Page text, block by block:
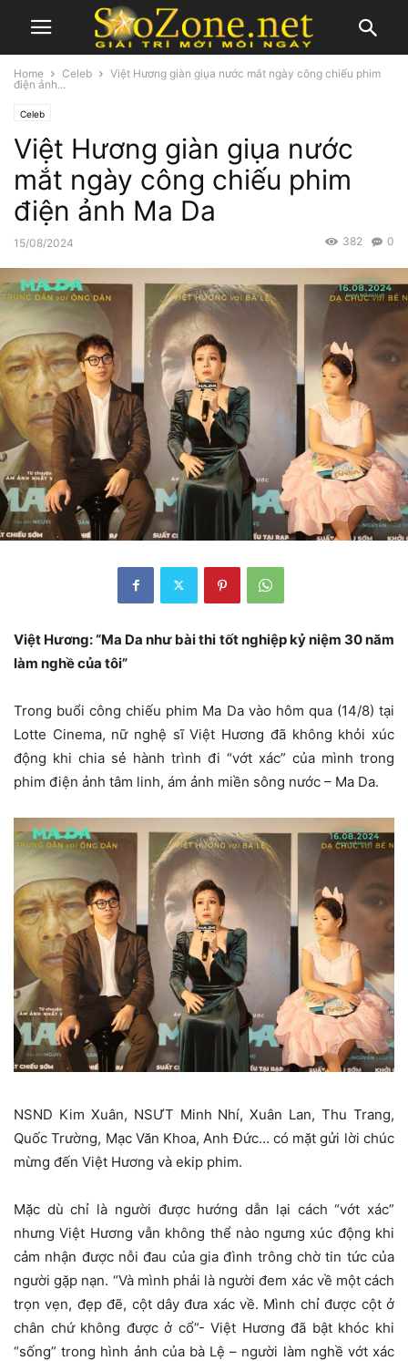
Home Celeb
Việt Hương giàn giụa nước mắt ngày công chiếu phim
điện ảnh...
Celeb
Việt Hương giàn giụa nước
mắt ngày công chiếu phim
điện ảnh Ma Da
15/08/2024 0
382
Việt Hương: “Ma Da như bài thi tốt nghiệp kỷ niệm 30 năm
làm nghề của tôi”
Trong buổi công chiếu phim Ma Da vào hôm qua (14/8) tại
Lotte Cinema, nữ nghệ sĩ Việt Hương đã không khỏi xúc
động khi chia sẻ hành trình đi “vớt xác” của mình trong
phim điện ảnh tâm linh, ám ảnh miền sông nước – Ma Da.
NSND Kim Xuân, NSƯT Minh Nhí, Xuân Lan, Thu Trang,
Quốc Trường, Mạc Văn Khoa, Anh Đức… có mặt gửi lời chúc
mừng đến Việt Hương và ekip phim.
Mặc dù chỉ là người được hướng dẫn lại cách “vớt xác”
nhưng Việt Hương vẫn không thể nào ngưng xúc động khi
cảm nhận được nỗi đau của gia đình trông chờ tin tức của
người gặp nạn. “Và mình phải là người đem xác về một cách
trọn vẹn, đẹp đẽ, cột dây đưa xác về. Mình chỉ được cột ở
chân chứ không được ở cổ”- Việt Hương đã bật khóc khi
“sống” trong hình ảnh của bà Lệ – người làm nghề vớt xác